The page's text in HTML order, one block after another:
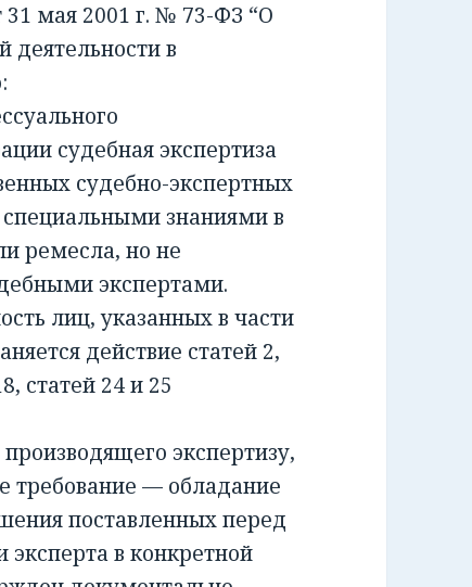
мая 2001 г. № 73-ФЗ “О
деятельности в
судебная экспертиза
судебно-экспертных
знаниями в
ремесла, но не
экспертами.
лиц, указанных в части
действие статей 2,
статей 24 и 25
экспертизу,
требование — обладание
поставленных перед
в конкретной